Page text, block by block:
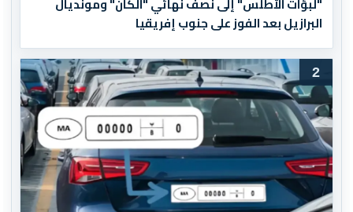
البرازيل بعد الفوز على جنوب إفريقيا
2